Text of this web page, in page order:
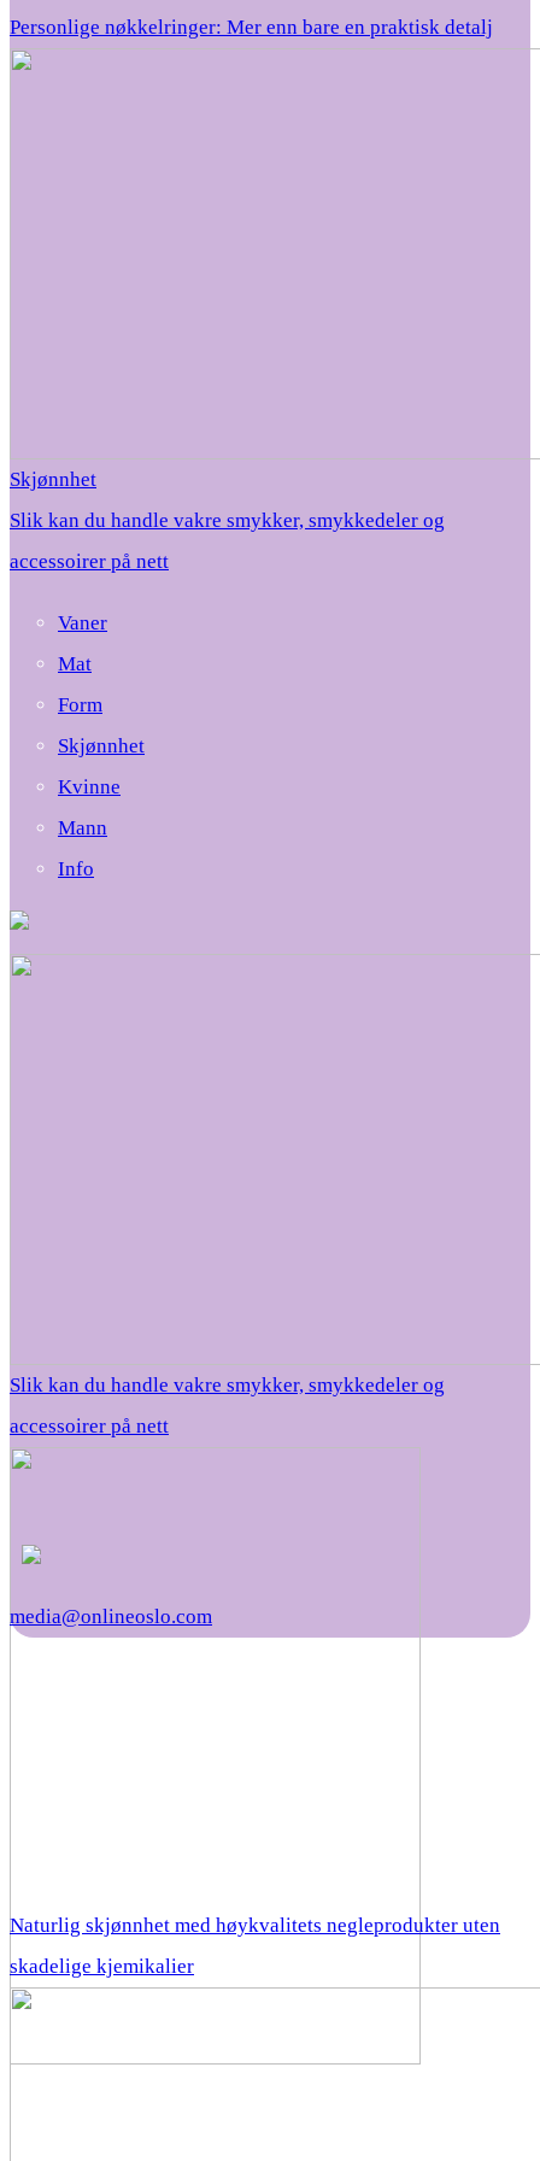
Personlige nøkkelringer: Mer enn bare en praktisk detalj
Skjønnhet
Slik kan du handle vakre smykker, smykkedeler og
accessoirer på nett
Vaner
Mat
Form
Skjønnhet
Kvinne
Mann
Info
Slik kan du handle vakre smykker, smykkedeler og
accessoirer på nett
Naturlig skjønnhet med høykvalitets negleprodukter uten
skadelige kjemikalier
media@onlineoslo.com